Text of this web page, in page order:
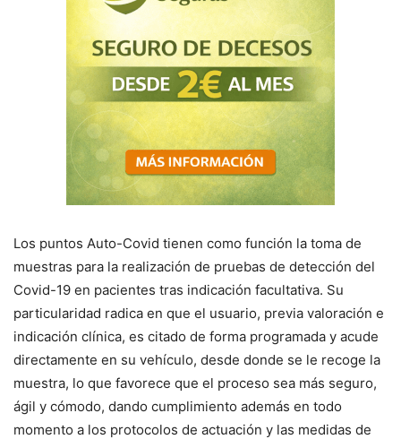
Los puntos Auto-Covid tienen como función la toma de
muestras para la realización de pruebas de detección del
Covid-19 en pacientes tras indicación facultativa. Su
particularidad radica en que el usuario, previa valoración e
indicación clínica, es citado de forma programada y acude
directamente en su vehículo, desde donde se le recoge la
muestra, lo que favorece que el proceso sea más seguro,
ágil y cómodo, dando cumplimiento además en todo
momento a los protocolos de actuación y las medidas de